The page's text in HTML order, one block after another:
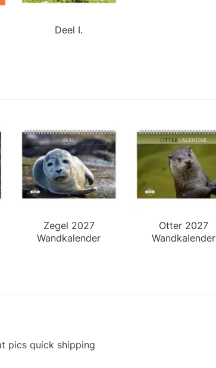
Deel I.
Zegel 2027
Wandkalender
Otter 2027
Wandkalender
pics quick shipping